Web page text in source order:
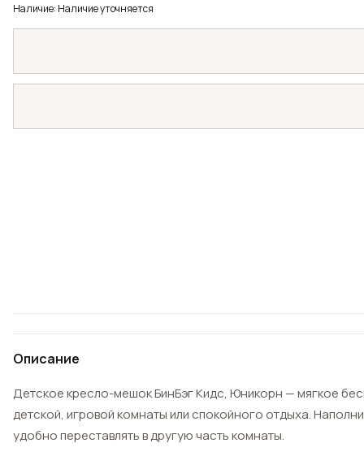
Наличие: Наличие уточняется
Описание
Детское кресло-мешок БинБэг Кидс, Юникорн — мягкое
детской, игровой комнаты или спокойного отдыха.
удобно переставлять в другую часть комнаты.